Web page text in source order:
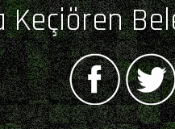
Keçiören